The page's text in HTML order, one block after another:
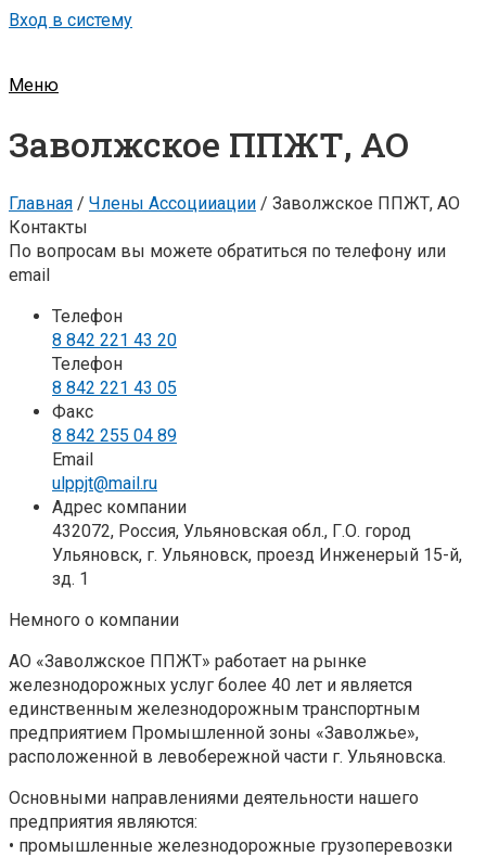
Вход в систему
Меню
Заволжское ППЖТ, АО
Главная / Члены Ассоцииации / Заволжское ППЖТ, АО
Контакты
По вопросам вы можете обратиться по телефону или
email
Телефон
8 842 221 43 20
Телефон
8 842 221 43 05
Факс
8 842 255 04 89
Email
ulppjt@mail.ru
Адрес компании
432072, Россия, Ульяновская обл., Г.О. город
Ульяновск, г. Ульяновск, проезд Инженерый 15-й,
зд. 1
Немного о компании
АО «Заволжское ППЖТ» работает на рынке
железнодорожных услуг более 40 лет и является
единственным железнодорожным транспортным
предприятием Промышленной зоны «Заволжье»,
расположенной в левобережной части г. Ульяновска.
Основными направлениями деятельности нашего
предприятия являются:
• промышленные железнодорожные грузоперевозки